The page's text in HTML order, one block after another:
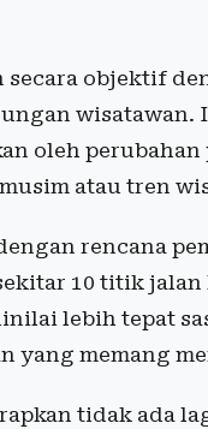
objektif
wisatawan.
oleh
atau tren
rencana
10 titik
lebih tepat
yang memang
tidak ada